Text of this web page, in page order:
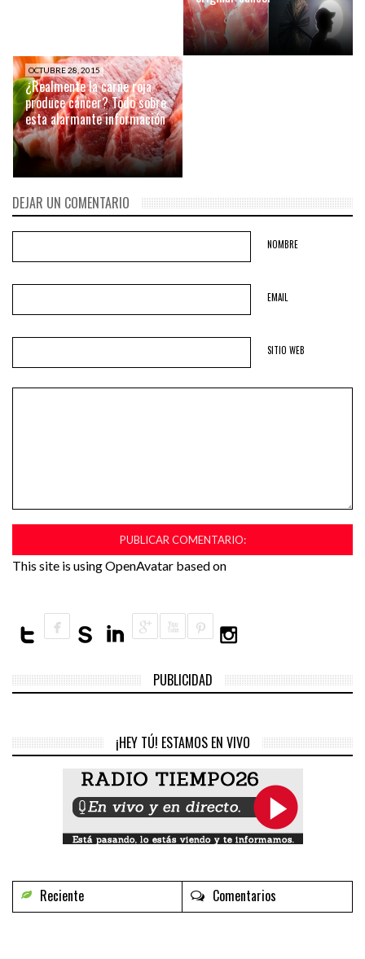
OCTUBRE 28, 2015
¿Realmente la carne roja
produce cáncer? Todo sobre
esta alarmante información
DEJAR UN COMENTARIO
NOMBRE
EMAIL
SITIO WEB
This site is using OpenAvatar based on
PUBLICIDAD
¡HEY TÚ! ESTAMOS EN VIVO
Reciente Comentarios